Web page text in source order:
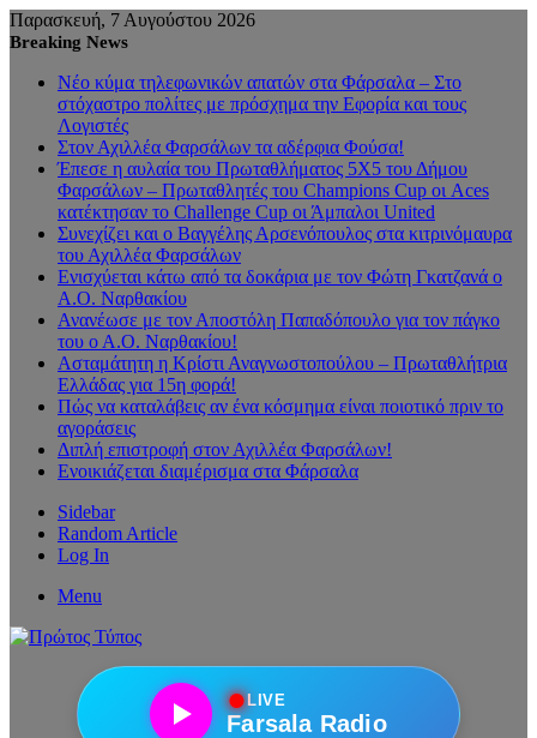
Παρασκευή, 7 Αυγούστου 2026
Breaking News
Νέο κύμα τηλεφωνικών απατών στα Φάρσαλα – Στο
στόχαστρο πολίτες με πρόσχημα την Εφορία και τους
Λογιστές
Στον Αχιλλέα Φαρσάλων τα αδέρφια Φούσα!
Έπεσε η αυλαία του Πρωταθλήματος 5Χ5 του Δήμου
Φαρσάλων – Πρωταθλητές του Champions Cup οι Aces
κατέκτησαν το Challenge Cup οι Άμπαλοι United
Συνεχίζει και ο Βαγγέλης Αρσενόπουλος στα κιτρινόμαυρα
του Αχιλλέα Φαρσάλων
Ενισχύεται κάτω από τα δοκάρια με τον Φώτη Γκατζανά ο
Α.Ο. Ναρθακίου
Ανανέωσε με τον Αποστόλη Παπαδόπουλο για τον πάγκο
του ο Α.Ο. Ναρθακίου!
Ασταμάτητη η Κρίστι Αναγνωστοπούλου – Πρωταθλήτρια
Ελλάδας για 15η φορά!
Πώς να καταλάβεις αν ένα κόσμημα είναι ποιοτικό πριν το
αγοράσεις
Διπλή επιστροφή στον Αχιλλέα Φαρσάλων!
Ενοικιάζεται διαμέρισμα στα Φάρσαλα
Sidebar
Random Article
Log In
Menu
●LIVE
Farsala Radio